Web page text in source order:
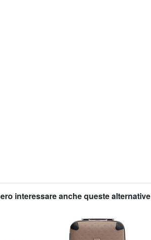
interessare anche queste alternative